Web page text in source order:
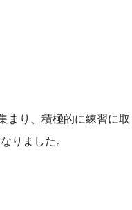
まり、積極的に練習に取
りました。